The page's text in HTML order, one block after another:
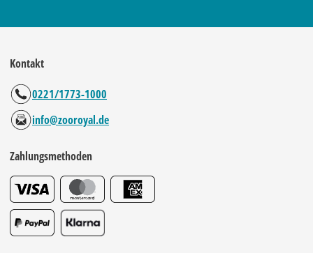
Kontakt
0221/1773-1000
info@zooroyal.de
Zahlungsmethoden